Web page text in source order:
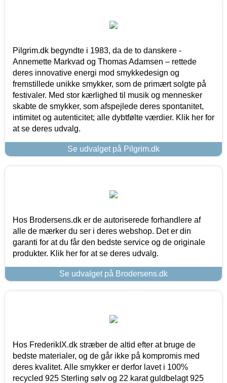
Pilgrim.dk begyndte i 1983, da de to danskere -
Annemette Markvad og Thomas Adamsen – rettede
deres innovative energi mod smykkedesign og
fremstillede unikke smykker, som de primært solgte på
festivaler. Med stor kærlighed til musik og mennesker
skabte de smykker, som afspejlede deres spontanitet,
intimitet og autenticitet; alle dybtfølte værdier. Klik her for
at se deres udvalg.
Se udvalget på Pilgrim.dk
Hos Brodersens.dk er de autoriserede forhandlere af
alle de mærker du ser i deres webshop. Det er din
garanti for at du får den bedste service og de originale
produkter. Klik her for at se deres udvalg.
Se udvalget på Brodersens.dk
Hos FrederikIX.dk stræber de altid efter at bruge de
bedste materialer, og de går ikke på kompromis med
deres kvalitet. Alle smykker er derfor lavet i 100%
recycled 925 Sterling sølv og 22 karat guldbelagt 925